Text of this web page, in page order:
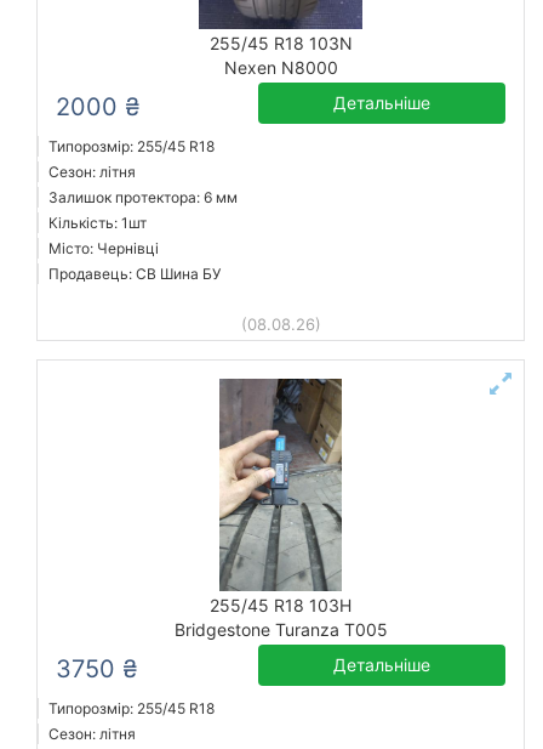
255/45 R18 103N
Nexen N8000
2000 ₴ Детальніше
Типорозмір: 255/45 R18
Сезон: літня
Залишок протектора: 6 мм
Кількість: 1шт
Місто: Чернівці
Продавець: СВ Шина БУ
(08.08.26)
255/45 R18 103H
Bridgestone Turanza T005
3750 ₴ Детальніше
Типорозмір: 255/45 R18
Сезон: літня